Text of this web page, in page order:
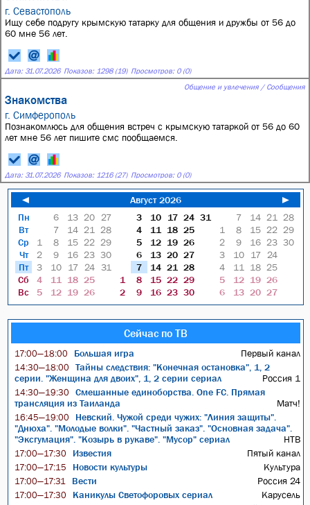
г. Севастополь
Ищу себе подругу крымскую татарку для общения и дружбы от 56 до
60 мне 56 лет.
Дата: 31.07.2026 Показов: 1298 (19) Просмотров: 0 (0)
Общение и увлечения / Сообщения
Знакомства
г. Симферополь
Познакомлюсь для общения встреч с крымскую татаркой от 56 до 60
лет мне 56 лет пишите смс пообщаемся.
Дата: 31.07.2026 Показов: 1216 (27) Просмотров: 0 (0)
◄ Август 2026
►
Пн
Вт
Ср
Чт
Пт
Сб
Вс
6 13 20
27
7
14 21
28
1
8 15 22 29
2
9 16 23 30
3
10 17 24 31
4
11 18 25
5
12 19 26
3 10 17 24 31
4
11 18 25
5
12 19 26
6
13 20 27
7
14 21
28
1
8 15 22 29
2
9 16 23 30
7 14 21
28
1
8 15 22 29
2
9 16 23 30
3
10 17
24
4
11 18 25
5
12 19 26
6
13 20 27
Сейчас по ТВ
17:00—18:00 Большая игра Первый канал
14:30—18:00
Тайны следствия: "Конечная остановка", 1, 2
серии. "Женщина для двоих", 1, 2 серии сериал
Россия 1
14:30—19:30
Смешанные единоборства. One FC. Прямая
трансляция из Таиланда
Матч!
16:45—19:00
Невский. Чужой среди чужих: "Линия защиты".
"Днюха". "Молодые волки". "Частный заказ". "Основная задача".
"Эксгумация". "Козырь в рукаве". "Мусор" сериал
НТВ
17:00—17:30 Известия Пятый канал
17:00—17:15 Новости культуры Культура
17:00—17:31 Вести Россия 24
17:00—17:30 Каникулы Светофоровых сериал Карусель